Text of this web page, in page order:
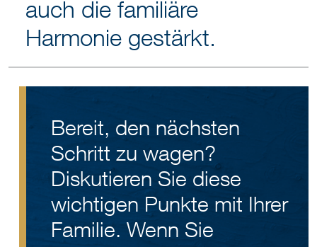
auch die familiäre
Harmonie gestärkt.
Bereit, den nächsten
Schritt zu wagen?
Diskutieren Sie diese
wichtigen Punkte mit Ihrer
Familie. Wenn Sie